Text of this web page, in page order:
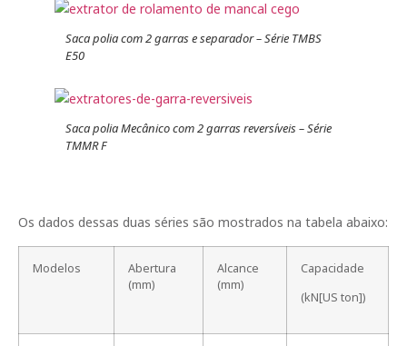
Saca polia com 2 garras e separador – Série TMBS
E50
Saca polia Mecânico com 2 garras reversíveis – Série
TMMR F
Os dados dessas duas séries são mostrados na tabela abaixo:
Modelos
Abertura
(mm)
Alcance
(mm)
Capacidade
(kN[US ton])